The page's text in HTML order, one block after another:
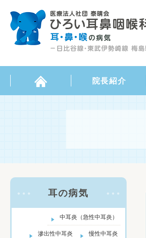
院長紹介
耳の病気
中耳炎（急性中耳炎）
滲出性中耳炎 慢性中耳炎